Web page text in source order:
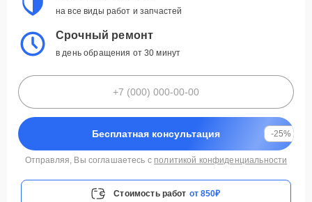
на все виды работ и запчастей
Срочный ремонт
в день обращения от 30 минут
Бесплатная консультация -25%
Отправляя, Вы соглашаетесь с политикой конфиденциальности
Стоимость работ от 850₽